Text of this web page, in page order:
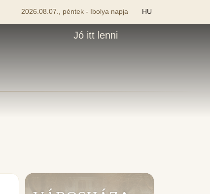
2026.08.07., péntek - Ibolya napja HU
Jó itt lenni